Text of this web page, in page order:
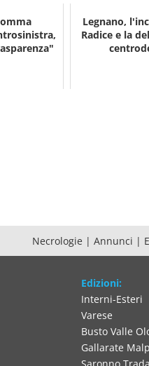
Legnano,
Radice e la
Necrologie | Annunci |
Edizioni:
Interni-Esteri
Varese
Busto Valle
Gallarate